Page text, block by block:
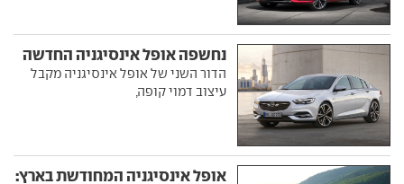
נחשפה אופל אינסיגניה החדשה
הדור השני של אופל אינסיגניה מקבל
עיצוב דמוי קופה,
אופל אינסיגניה המחודשת בארץ: